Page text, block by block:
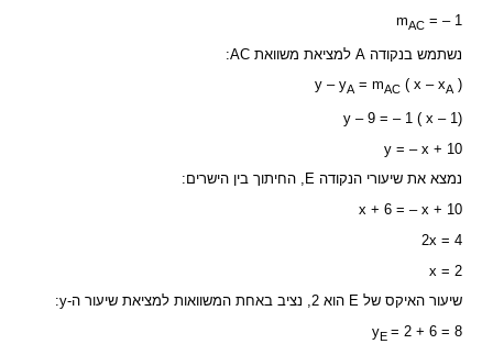
mAC = – 1
נשתמש בנקודה A למציאת משוואת AC:
y – yA = mAC ( x – xA )
y – 9 = – 1 ( x – 1)
y = – x + 10
נמצא את שיעורי הנקודה E, החיתוך בין הישרים:
x + 6 = – x + 10
2x = 4
x = 2
שיעור האיקס של E הוא 2, נציב באחת המשוואות למציאת שיעור ה-y:
yE= 2 + 6 = 8